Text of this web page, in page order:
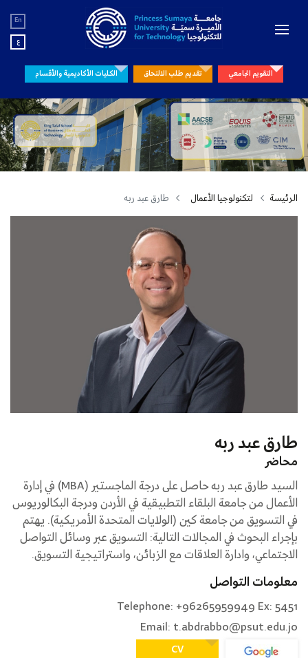
En
ع
التقويم الجامعي تقديم طلب الالتحاق الكليات الأكاديمية والأقسام
الرئيسة لتكنولوجيا الأعمال طارق عبد ربه
طارق عبد ربه
محاضر
السيد طارق عبد ربه حاصل على درجة الماجستير (MBA) في إدارة
الأعمال من جامعة البلقاء التطبيقية في الأردن ودرجة البكالوريوس
في التسويق من جامعة كين (الولايات المتحدة الأمريكية). يهتم
بإجراء البحوث في المجالات التالية: التسويق عبر وسائل التواصل
الاجتماعي، وادارة العلاقات مع الزبائن، واستراتيجية التسويق.
معلومات التواصل
Telephone: +96265959949 Ex: 5451
Email: t.abdrabbo@psut.edu.jo
CV